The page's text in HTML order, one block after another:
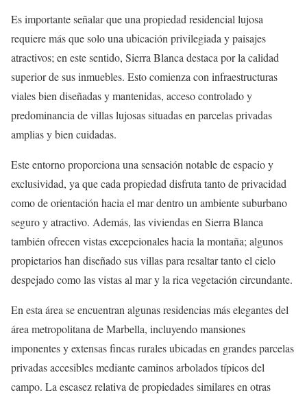
Es importante señalar que una propiedad residencial lujosa
requiere más que solo una ubicación privilegiada y paisajes
atractivos; en este sentido, Sierra Blanca destaca por la calidad
superior de sus inmuebles. Esto comienza con infraestructuras
viales bien diseñadas y mantenidas, acceso controlado y
predominancia de villas lujosas situadas en parcelas privadas
amplias y bien cuidadas.
Este entorno proporciona una sensación notable de espacio y
exclusividad, ya que cada propiedad disfruta tanto de privacidad
como de orientación hacia el mar dentro un ambiente suburbano
seguro y atractivo. Además, las viviendas en Sierra Blanca
también ofrecen vistas excepcionales hacia la montaña; algunos
propietarios han diseñado sus villas para resaltar tanto el cielo
despejado como las vistas al mar y la rica vegetación circundante.
En esta área se encuentran algunas residencias más elegantes del
área metropolitana de Marbella, incluyendo mansiones
imponentes y extensas fincas rurales ubicadas en grandes parcelas
privadas accesibles mediante caminos arbolados típicos del
campo. La escasez relativa de propiedades similares en otras